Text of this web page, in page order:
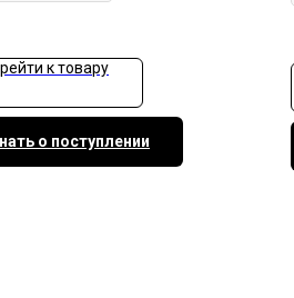
к товару
о поступлении